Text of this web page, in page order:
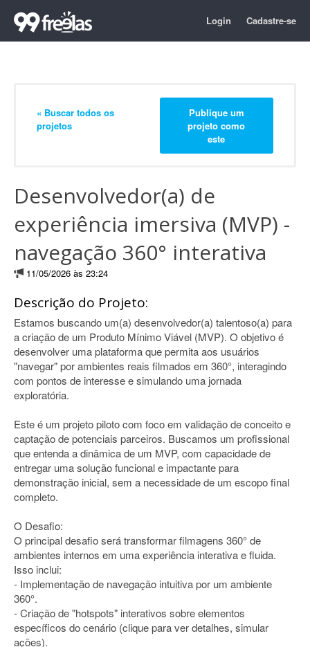
Login Cadastre-se
« Buscar todos os
projetos
Publique um
projeto como
este
Desenvolvedor(a) de
experiência imersiva (MVP) -
navegação 360° interativa
11/05/2026 às 23:24
Descrição do Projeto:
Estamos buscando um(a) desenvolvedor(a) talentoso(a) para
a criação de um Produto Mínimo Viável (MVP). O objetivo é
desenvolver uma plataforma que permita aos usuários
"navegar" por ambientes reais filmados em 360°, interagindo
com pontos de interesse e simulando uma jornada
exploratória.
Este é um projeto piloto com foco em validação de conceito e
captação de potenciais parceiros. Buscamos um profissional
que entenda a dinâmica de um MVP, com capacidade de
entregar uma solução funcional e impactante para
demonstração inicial, sem a necessidade de um escopo final
completo.
O Desafio:
O principal desafio será transformar filmagens 360° de
ambientes internos em uma experiência interativa e fluida.
Isso inclui:
- Implementação de navegação intuitiva por um ambiente
360°.
- Criação de "hotspots" interativos sobre elementos
específicos do cenário (clique para ver detalhes, simular
ações).